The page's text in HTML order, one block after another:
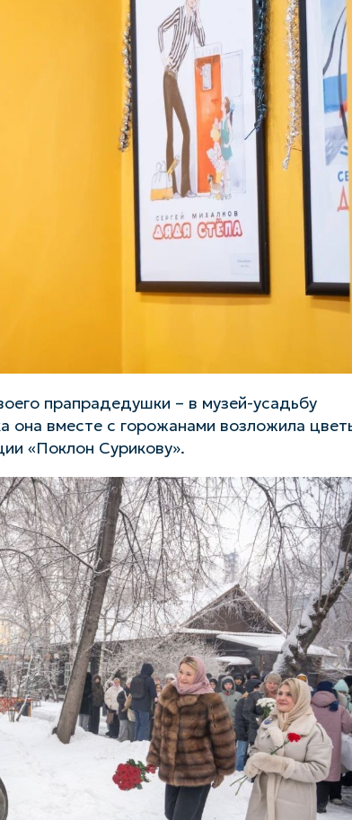
прапрадедушки – в музей-усадьбу
она вместе с горожанами возложила
«Поклон Сурикову».